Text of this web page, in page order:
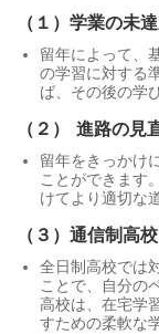
（１）学業の未
留年によって、
の学習に対する
ば、その後の学
（２） 進路の見
留年をきっかけ
ことができます
けてより適切な
（３）通信制高
全日制高校では
ことで、自分の
高校は、在宅学
すための柔軟な